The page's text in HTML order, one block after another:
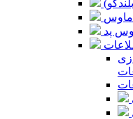
ماوس
پد